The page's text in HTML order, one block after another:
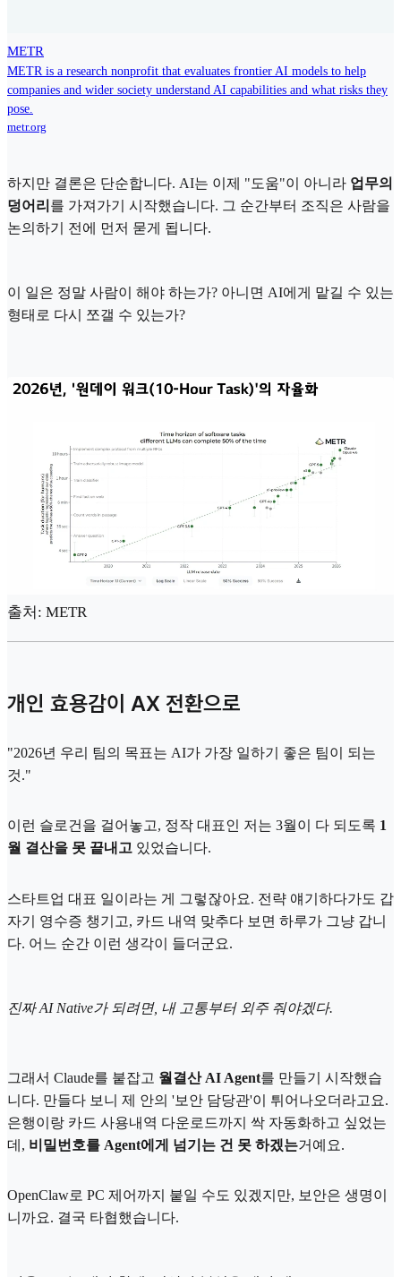
METR
METR is a research nonprofit that evaluates frontier AI models to help
companies and wider society understand AI capabilities and what risks they
pose.
metr.org
하지만 결론은 단순합니다. AI는 이제 "도움"이 아니라 업무의
덩어리 를 가져가기 시작했습니다. 그 순간부터 조직은 사람을
논의하기 전에 먼저 묻게 됩니다.
이 일은 정말 사람이 해야 하는가? 아니면 AI에게 맡길 수 있는
형태로 다시 쪼갤 수 있는가?
출처: METR
개인 효용감이 AX 전환으로
"2026년 우리 팀의 목표는 AI가 가장 일하기 좋은 팀이 되는
것."
이런 슬로건을 걸어놓고, 정작 대표인 저는 3월이 다 되도록 1
월 결산을 못 끝내고 있었습니다.
스타트업 대표 일이라는 게 그렇잖아요. 전략 얘기하다가도 갑
자기 영수증 챙기고, 카드 내역 맞추다 보면 하루가 그냥 갑니
다. 어느 순간 이런 생각이 들더군요.
진짜 AI Native가 되려면, 내 고통부터 외주 줘야겠다.
그래서 Claude를 붙잡고 월결산 AI Agent를 만들기 시작했습
니다. 만들다 보니 제 안의 '보안 담당관'이 튀어나오더라고요.
은행이랑 카드 사용내역 다운로드까지 싹 자동화하고 싶었는
데, 비밀번호를 Agent에게 넘기는 건 못 하겠는거예요.
OpenClaw로 PC 제어까지 붙일 수도 있겠지만, 보안은 생명이
니까요. 결국 타협했습니다.